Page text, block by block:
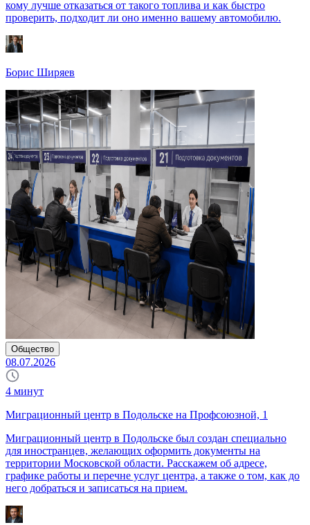
кому лучше отказаться от такого топлива и как быстро
проверить, подходит ли оно именно вашему автомобилю.
Борис Ширяев
Общество
08.07.2026
4 минут
Миграционный центр в Подольске на Профсоюзной, 1
Миграционный центр в Подольске был создан специально
для иностранцев, желающих оформить документы на
территории Московской области. Расскажем об адресе,
графике работы и перечне услуг центра, а также о том, как до
него добраться и записаться на прием.